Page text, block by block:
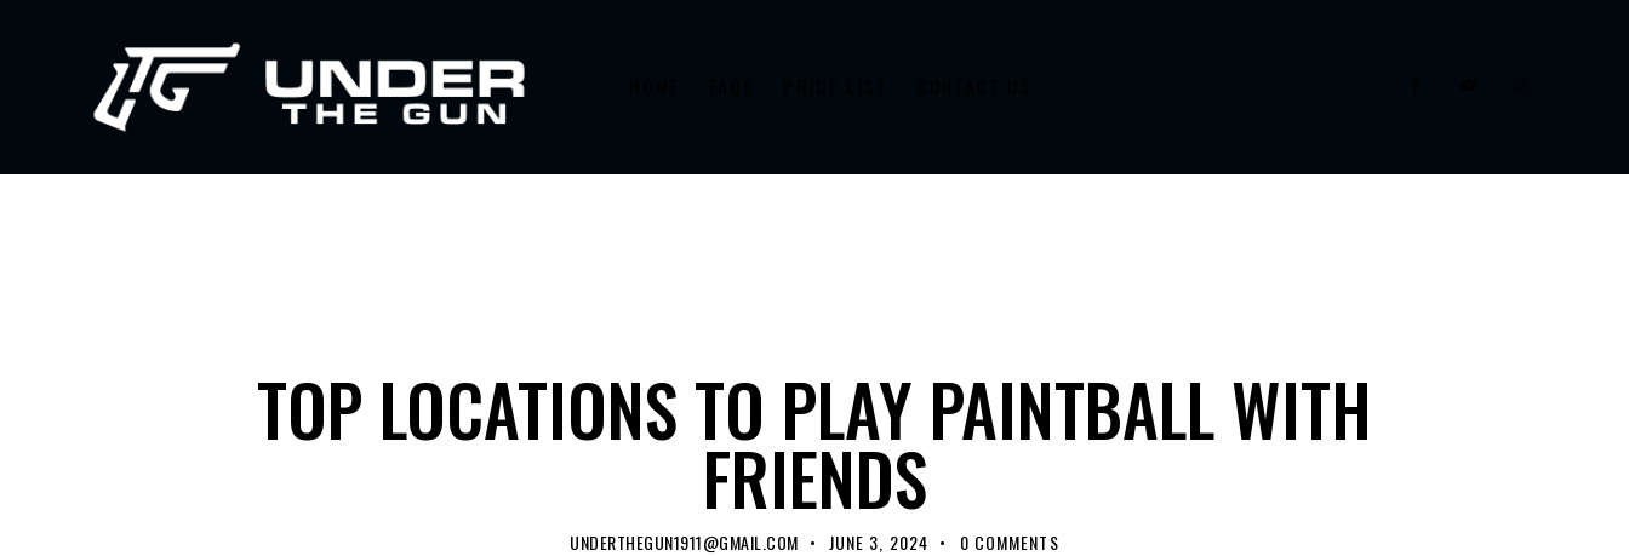
TOP LOCATIONS TO PLAY PAINTBALL WITH
FRIENDS
UNDERTHEGUN1911@GMAIL.COM JUNE 3, 2024 0 COMMENTS